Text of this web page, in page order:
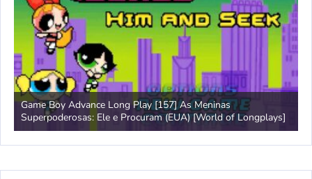
Game Boy Advance Long Play [157] As Meninas
Superpoderosas: Ele e Procuram (EUA) [World of Longplays]